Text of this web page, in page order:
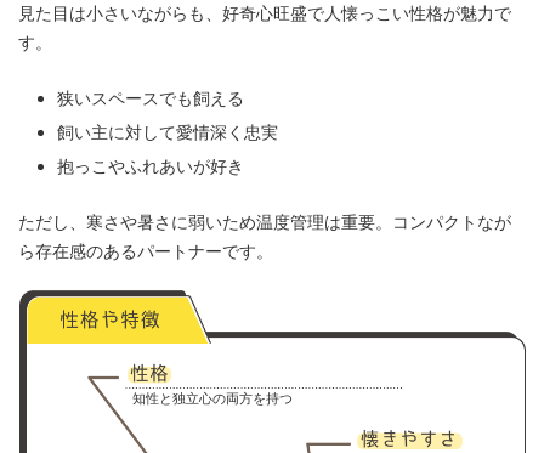
見た目は小さいながらも、好奇心旺盛で人懐っこい性格が魅力で
す。
狭いスペースでも飼える
飼い主に対して愛情深く忠実
抱っこやふれあいが好き
ただし、寒さや暑さに弱いため温度管理は重要。コンパクトなが
ら存在感のあるパートナーです。
知性と独立心の両方を持つ